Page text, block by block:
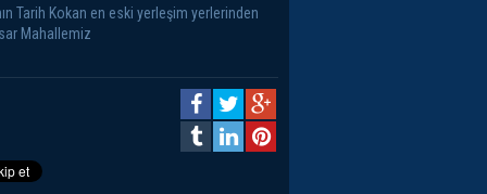
Tarih Kokan en eski yerleşim yerlerinden
Mahallemiz